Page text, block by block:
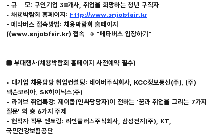
• 규 모: 구인기업 38개사, 취업을 희망하는 청년 구직자
• 채용박람회 홈페이지: http://www.snjobfair.kr
• 메타버스 접속방법: 채용박람회 홈페이지
((www.snjobfair.kr) 접속 → "메타버스 입장하기"
■ 부대행사(채용박람회 홈페이지 사전예약 필수)
• 대기업 채용담당 취업컨설팅: 네이버주식회사, KCC정보통신(주), (주)
넥슨코리아, SK하이닉스(주)
• 라이브 취업특강: 제이콥(인싸담당자)이 전하는 '꿈과 취업을 그리는 7가지
질문' 외 총 6가지 주제
• 현직자 직무 멘토링: 라인플러스주식회사, 삼성전자(주), KT,
국민건강보험공단